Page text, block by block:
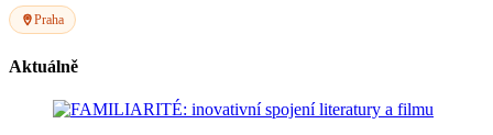
Praha
Aktuálně